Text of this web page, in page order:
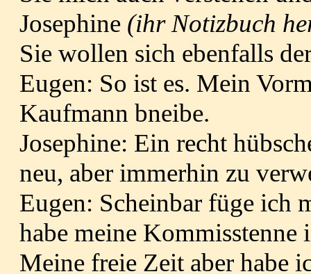
Josephine (ihr Notizbuch
Sie wollen sich ebenfalls
Eugen: So ist es. Mein
Kaufmann bneibe.
Josephine: Ein recht
neu, aber immerhin zu
Eugen: Scheinbar füge ich
habe meine Kommisstenne
Meine freie Zeit aber habe